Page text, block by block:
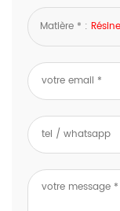
Matière * :